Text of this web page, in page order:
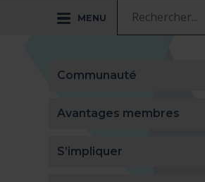
MENU
Communauté
Avantages membres
S’impliquer